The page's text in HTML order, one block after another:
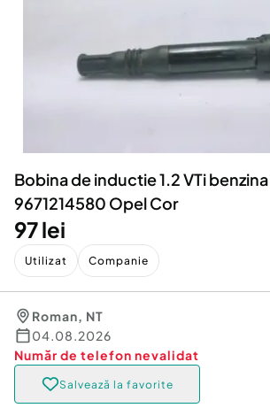
Animale de companie
Afaceri și echipamente
Inchiriere Bunuri si Vehicule
Dacia Duster
Bobina de inductie 1.2 VTi benzina
9671214580 Opel Cor
97 lei
Utilizat Companie
Roman, NT
04.08.2026
Număr de telefon nevalidat
Salvează la favorite